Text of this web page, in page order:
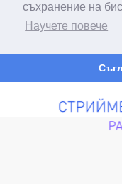
съхранение на
Научете повече